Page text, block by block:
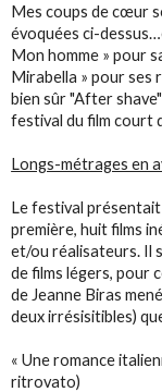
Mes coups de cœur
évoquées ci-
Mon homme » pour
Mirabella » pour ses
bien sûr "After
festival du film court
Longs-métrages en
Le festival
première, huit films
et/ou réalisateurs. Il
de films légers, pour
de Jeanne Biras
deux irrésisitibles)
« Une romance
ritrovato)